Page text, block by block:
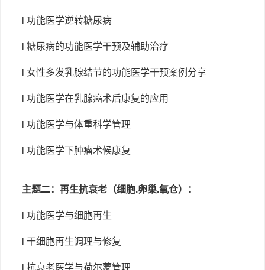
l 功能医学逆转糖尿病
l 糖尿病的功能医学干预及辅助治疗
l 女性多发乳腺结节的功能医学干预案例分享
l 功能医学在乳腺癌术后康复的应用
l 功能医学与体重科学管理
l 功能医学下肿瘤术候康复
主题二：再生抗衰老（细胞.卵巢.氧仓）：
l 功能医学与细胞再生
l 干细胞再生调理与修复